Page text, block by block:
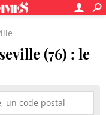
(76) : le